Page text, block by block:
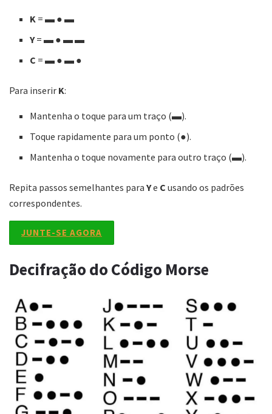
K = ▬ ● ▬
Y= ▬ ● ▬ ▬
C = ▬ ● ▬ ●
Para inserir K:
Mantenha o toque para um traço (▬).
Toque rapidamente para um ponto (●).
Mantenha o toque novamente para outro traço (▬).
Repita passos semelhantes para Ye C usando os padrões
correspondentes.
JUNTE-SE AGORA
Decifração do Código Morse